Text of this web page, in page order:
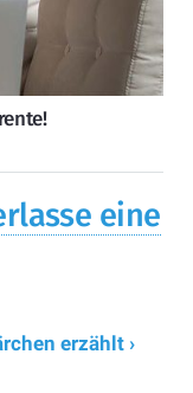
eine
erzählt ›